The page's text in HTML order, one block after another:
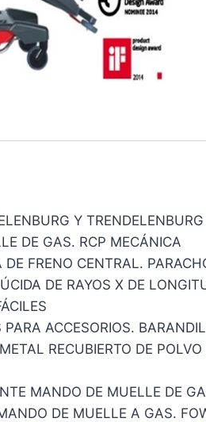
Y
DE GAS. RCP MECÁNICA
FRENO CENTRAL.
DE RAYOS X DE
ACCESORIOS.
RECUBIERTO DE
MANDO DE MUELLE DE
DE MUELLE A GAS.